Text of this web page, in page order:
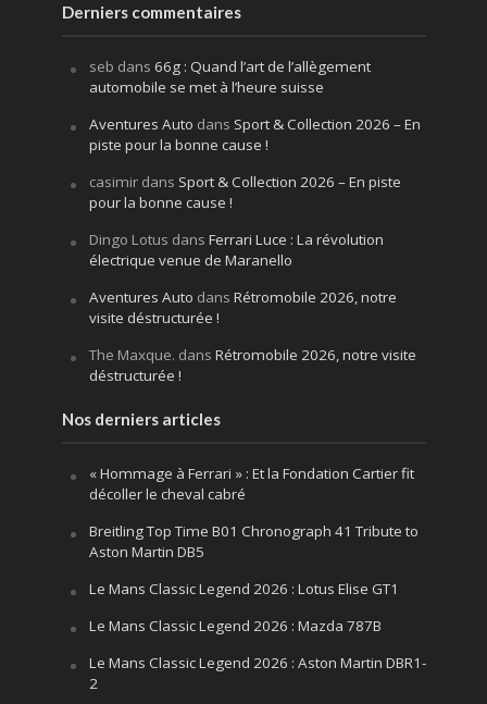
Derniers commentaires
seb dans 66g : Quand l’art de l’allègement
automobile se met à l’heure suisse
Aventures Auto dans Sport & Collection 2026 – En
piste pour la bonne cause !
casimirdans Sport & Collection 2026 – En piste
pour la bonne cause !
Dingo Lotus dans Ferrari Luce : La révolution
électrique venue de Maranello
Aventures Auto dans Rétromobile 2026, notre
visite déstructurée !
The Maxque. dans Rétromobile 2026, notre visite
déstructurée !
Nos derniers articles
« Hommage à Ferrari » : Et la Fondation Cartier fit
décoller le cheval cabré
Breitling Top Time B01 Chronograph 41 Tribute to
Aston Martin DB5
Le Mans Classic Legend 2026 : Lotus Elise GT1
Le Mans Classic Legend 2026 : Mazda 787B
Le Mans Classic Legend 2026 : Aston Martin DBR1-
2